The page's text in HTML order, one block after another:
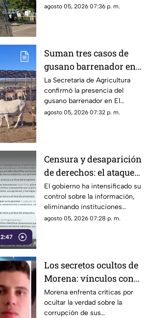
identidad de la víctima ya fue
agosto 05, 2026 07:36 p. m.
Suman tres casos de
gusano barrenador en
ganado al sur de
Sinaloa
La Secretaría de Agricultura
confirmó la presencia del
gusano barrenador en El
Rosario y Escuinapa
agosto 05, 2026 07:32 p. m.
2:47
Censura y desaparición
de derechos: el ataque
del gobierno a la
información pública
El gobierno ha intensificado su
control sobre la información,
eliminando instituciones
autónomas y silenciando
agosto 05, 2026 07:28 p. m.
Los secretos ocultos de
Morena: vínculos con
el crimen organizado y
obras faraónicas
Morena enfrenta críticas por
ocultar la verdad sobre la
corrupción de sus